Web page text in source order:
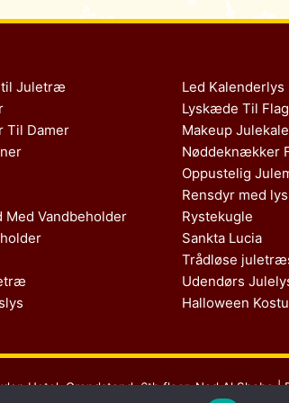
Juletræ
Til Damer
Vandbeholder
Led Kalenderlys
Lyskæde Til
Makeup
Nøddeknækker
Oppustelig
Rensdyr med lys
Rystekugle
Sankta Lucia
Trådløse
Udendørs
Halloween
Hotel, Grandstand, 6th floor, Nad Al Sheba |